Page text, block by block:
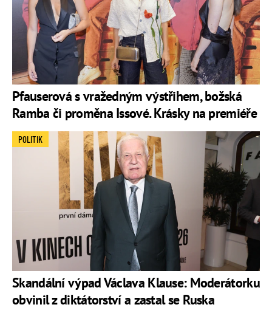
Pfauserová s vražedným výstřihem, božská
Ramba či proměna Issové. Krásky na premiéře
Skandální výpad Václava Klause: Moderátorku
obvinil z diktátorství a zastal se Ruska
POLITIK